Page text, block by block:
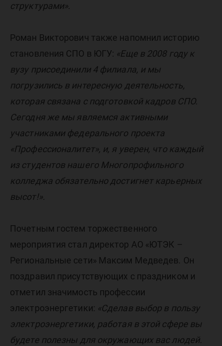
структурами».
Роман Викторович также напомнил историю
становления СПО в ЮГУ: «Еще в 2008 году к
вузу присоединили 4 филиала, и мы
погрузились в интересную деятельность,
которая связана с подготовкой кадров СПО.
Сегодня же мы являемся активными
участниками федерального проекта
«Профессионалитет», и, я уверен, что каждый
из студентов нашего Многопрофильного
колледжа обязательно достигнет карьерных
высот!».
Почетным гостем торжественного
мероприятия стал директор АО «ЮТЭК –
Региональные сети» Максим Медведев. Он
поздравил присутствующих с праздником и
отметил значимость профессии
электроэнергетики: «Сделав выбор в пользу
электроэнергетики, работая в этой сфере вы
будете полезны для окружающих вас людей.